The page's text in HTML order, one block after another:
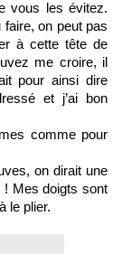
vous les évitez.
faire, on peut pas
à cette tête de
me croire, il
pour ainsi dire
et j’ai bon
comme pour
on dirait une
! Mes doigts sont
le plier.